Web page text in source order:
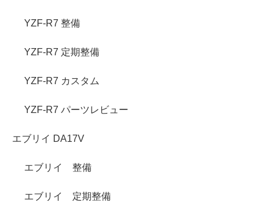
YZF-R7 整備
YZF-R7 定期整備
YZF-R7 カスタム
YZF-R7 パーツレビュー
エブリイ DA17V
エブリイ 整備
エブリイ 定期整備